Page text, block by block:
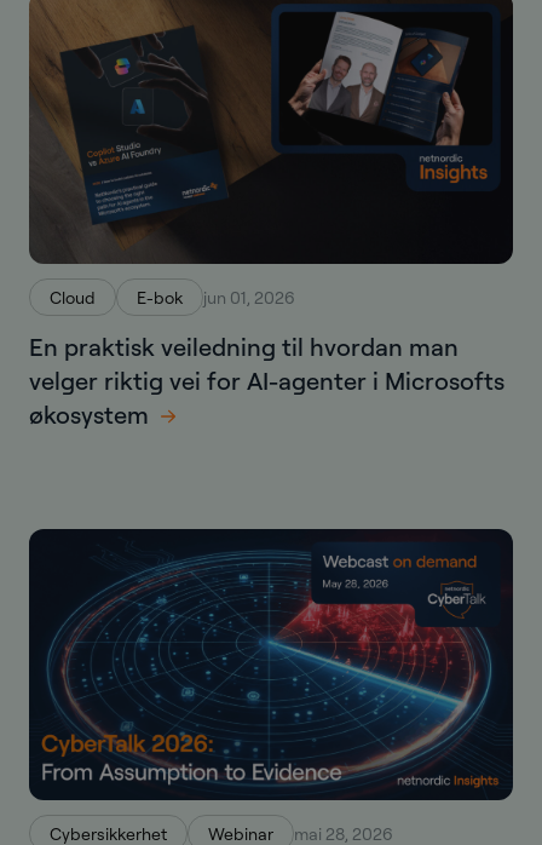
Cloud E-bok jun 01, 2026
En praktisk veiledning til hvordan man
velger riktig vei for AI-agenter i Microsofts
økosystem
Cybersikkerhet Webinar mai 28, 2026